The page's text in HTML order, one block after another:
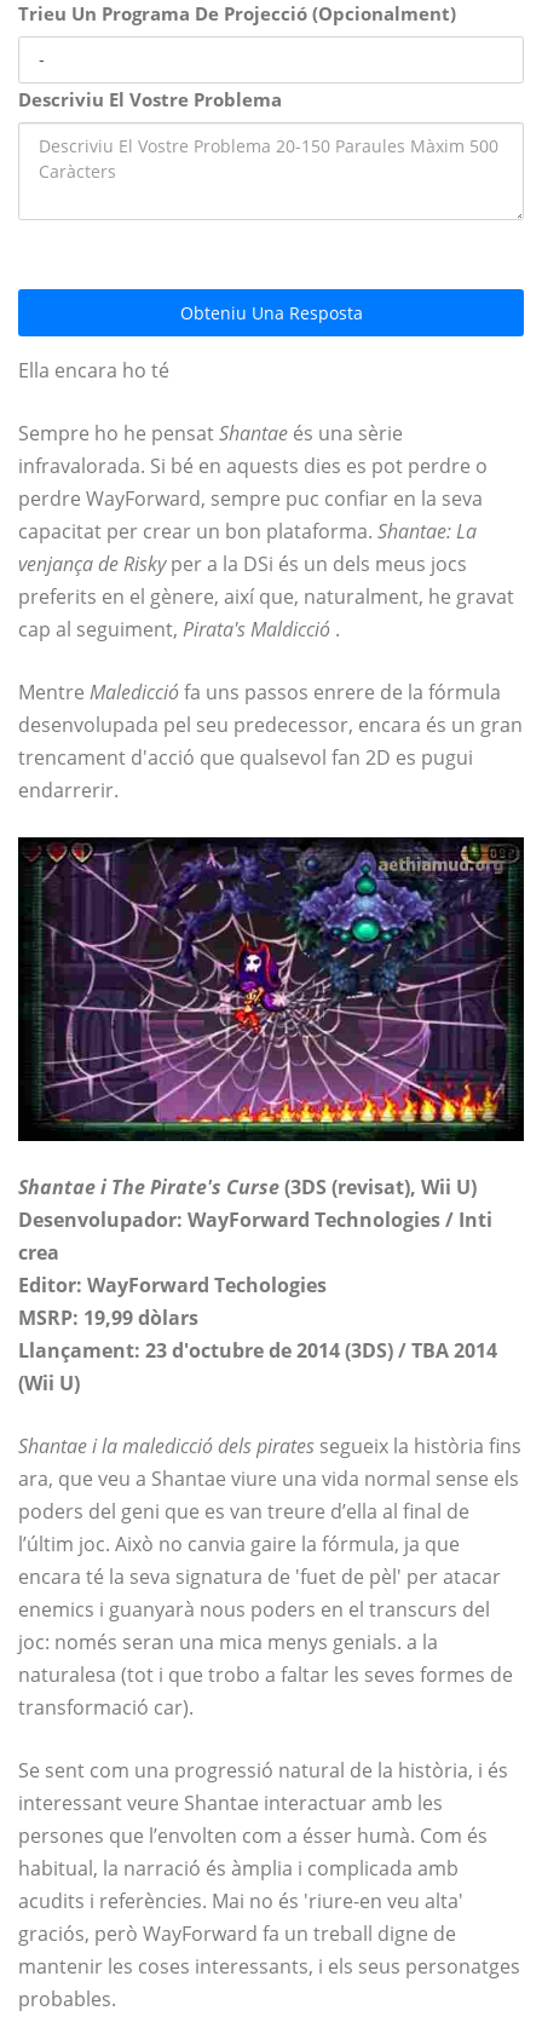
Trieu Un Programa De Projecció (Opcionalment)
Descriviu El Vostre Problema
Obteniu Una Resposta
Ella encara ho té
Sempre ho he pensatShantae és una sèrie
infravalorada. Si bé en aquests dies es pot perdre o
perdre WayForward, sempre puc confiar en la seva
capacitat per crear un bon plataforma. Shantae: La
venjança de Riskyper a la DSi és un dels meus jocs
preferits en el gènere, així que, naturalment, he gravat
cap al seguiment, Pirata's Maldicció .
Mentre Maledicciófa uns passos enrere de la fórmula
desenvolupada pel seu predecessor, encara és un gran
trencament d'acció que qualsevol fan 2D es pugui
endarrerir.
Shantae i The Pirate's Curse(3DS (revisat), Wii U)
Desenvolupador: WayForward Technologies / Inti
crea
Editor: WayForward Techologies
MSRP: 19,99 dòlars
Llançament: 23 d'octubre de 2014 (3DS) / TBA 2014
(Wii U)
Shantae i la maledicció dels pirates segueix la història fins
ara, que veu a Shantae viure una vida normal sense els
poders del geni que es van treure d’ella al final de
l’últim joc. Això no canvia gaire la fórmula, ja que
encara té la seva signatura de 'fuet de pèl' per atacar
enemics i guanyarà nous poders en el transcurs del
joc: només seran una mica menys genials. a la
naturalesa (tot i que trobo a faltar les seves formes de
transformació car).
Se sent com una progressió natural de la història, i és
interessant veure Shantae interactuar amb les
persones que l’envolten com a ésser humà. Com és
habitual, la narració és àmplia i complicada amb
acudits i referències. Mai no és 'riure-en veu alta'
graciós, però WayForward fa un treball digne de
mantenir les coses interessants, i els seus personatges
probables.